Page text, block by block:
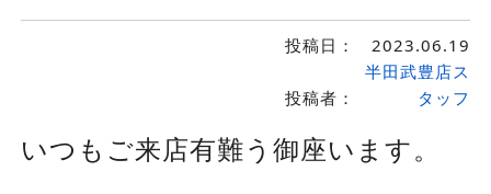
投稿日： 2023.06.19
投稿者：
半田武豊店ス
タッフ
いつもご来店有難う御座います。